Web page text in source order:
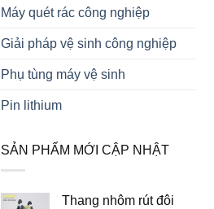
Máy quét rác công nghiệp
Giải pháp vệ sinh công nghiệp
Phụ tùng máy vệ sinh
Pin lithium
SẢN PHẨM MỚI CẬP NHẬT
Thang nhôm rút đôi